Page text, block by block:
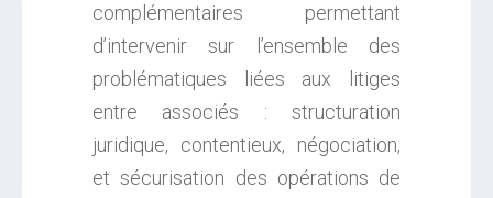
complémentaires permettant
d’intervenir sur l’ensemble des
problématiques liées aux litiges
entre associés : structuration
juridique, contentieux, négociation,
et sécurisation des opérations de